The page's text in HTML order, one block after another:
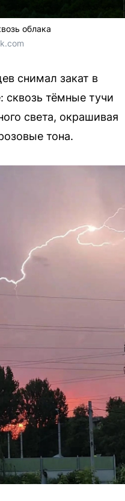
облака
снимал закат в
тёмные тучи
света, окрашивая
тона.